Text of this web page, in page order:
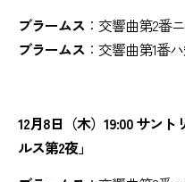
ブラームス ：交響曲第2番
ブラームス ：交響曲第1番
12月8日（木）19:00 サン
ルス第2夜」